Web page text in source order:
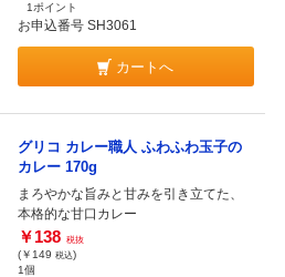
1ポイント
お申込番号 SH3061
カートへ
グリコ カレー職人 ふわふわ玉子の
カレー 170g
まろやかな旨みと甘みを引き立てた、
本格的な甘口カレー
￥138 税抜
(￥149 税込)
1個